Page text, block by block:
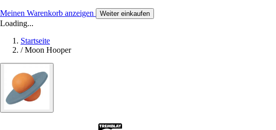
Meinen Warenkorb anzeigen Weiter einkaufen
Loading...
Startseite
/ Moon Hooper